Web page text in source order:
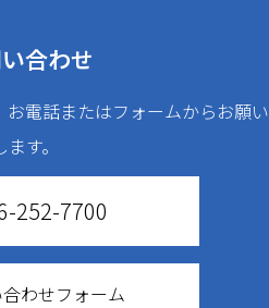
合わせ
電話またはフォームからお願い
ます。
252-7700
わせフォーム